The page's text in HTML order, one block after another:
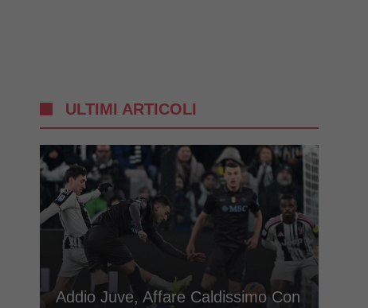
ULTIMI ARTICOLI
Addio Juve, Affare Caldissimo Con